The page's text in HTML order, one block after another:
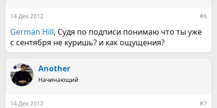
14 Дек 2012 #6
German Hill, Судя по подписи понимаю что ты уже
с сентября не куришь? и как ощущения?
Another
Начинающий
14 Дек 2012 #7